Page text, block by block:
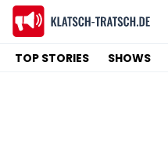
TOP STORIES SHOWS